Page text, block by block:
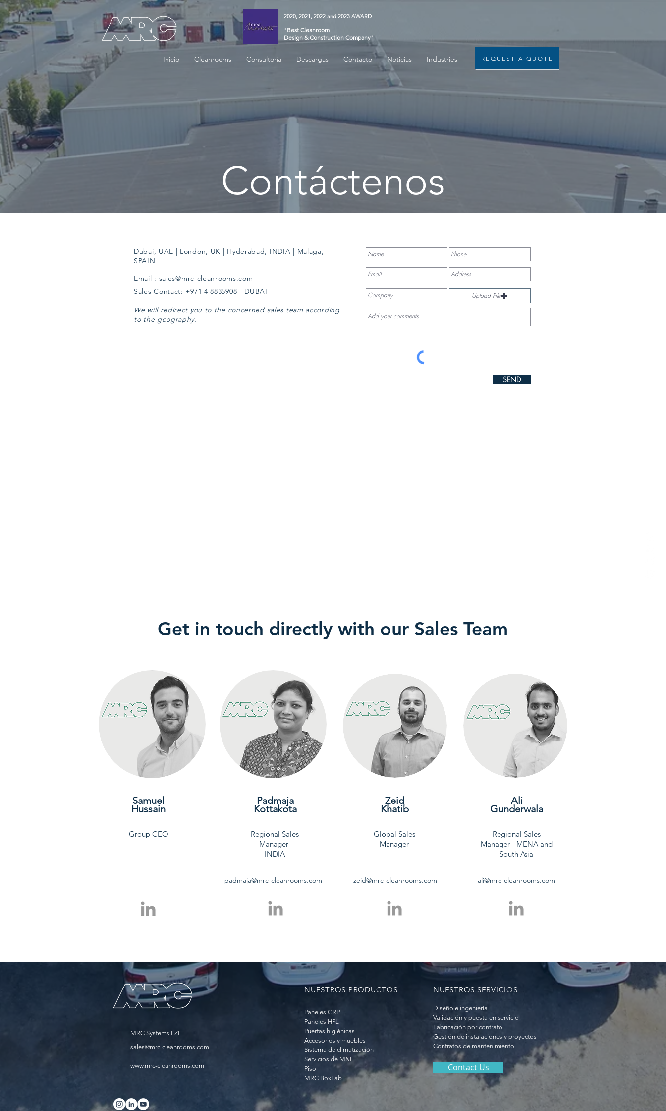
2020, 2021, 2022 and 2023 AWARD
"Best Cleanroom
Design & Construction Company"
Inicio Cleanrooms Consultoría Descargas Contacto Noticias Industries REQUEST A QUOTE
Contáctenos
Upload File
SEND
Dubai, UAE | London, UK | Hyderabad, INDIA | Malaga,
SPAIN
Email : sales@mrc-cleanrooms.com
Sales Contact: +971 4 8835908 - DUBAI
We will redirect you to the concerned sales team according
to the geography.
Get in touch directly with our Sales Team
Samuel
Hussain
Group CEO
Padmaja
Kottakota
Regional Sales
Manager-
INDIA
padmaja@mrc-cleanrooms.com
Zeid
Khatib
Global Sales
Manager
zeid@mrc-cleanrooms.com
Ali
Gunderwala
Regional Sales
Manager - MENA and
South Asia
ali@mrc-cleanrooms.com
MRC Systems FZE
sales@mrc-cleanrooms.com
www.mrc-cleanrooms.com
NUESTROS PRODUCTOS
Paneles GRP
Paneles HPL
Puertas higiénicas
Accesorios y muebles
Sistema de climatización
Servicios de M&E
Piso
MRC BoxLab
NUESTROS SERVICIOS
Diseño e ingeniería
Validación y puesta en servicio
Fabricación por contrato
Gestión de instalaciones y proyectos
Contratos de mantenimiento
Contact Us